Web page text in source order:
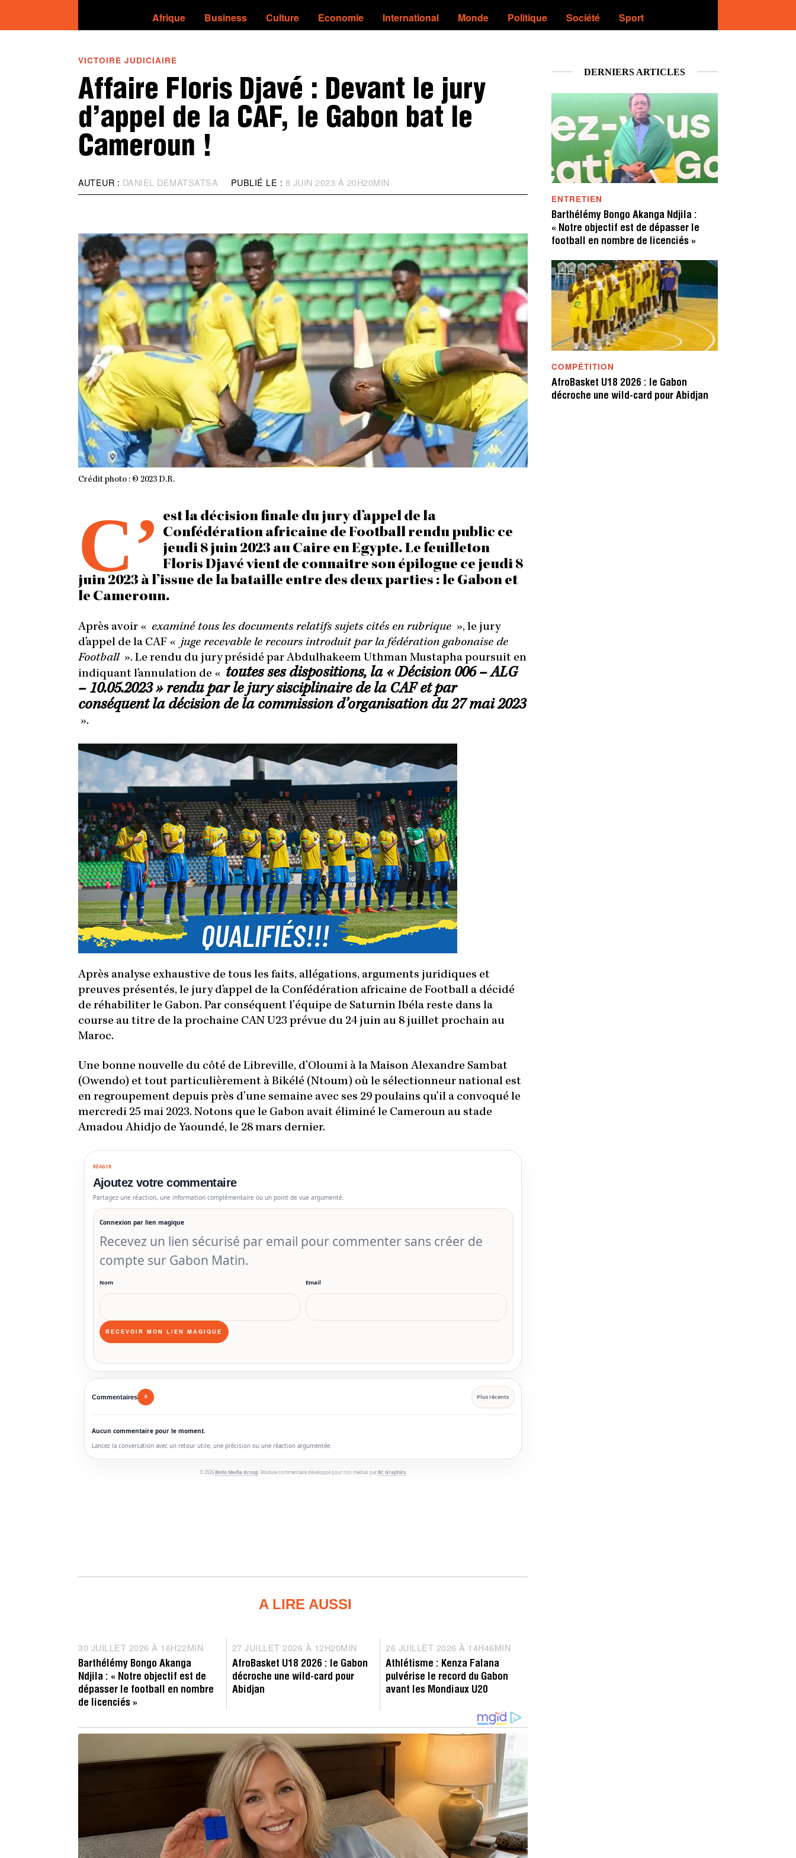
Afrique Business Culture Economie International Monde Politique Société Sport
VICTOIRE JUDICIAIRE
Affaire Floris Djavé : Devant le jury
d’appel de la CAF, le Gabon bat le
Cameroun !
AUTEUR : DANIEL DEMATSATSA PUBLIÉ LE : 8 JUIN 2023 À 20H20MIN
I
O
U
R
:
8
J
U
I
N
2
0
2
3
À
2
1
H
4
0
M
Crédit photo : © 2023 D.R.
C’
est la décision finale du jury d’appel de la
Confédération africaine de Football rendu public ce
jeudi 8 juin 2023 au Caire en Egypte. Le feuilleton
Floris Djavé vient de connaitre son épilogue ce jeudi 8
juin 2023 à l’issue de la bataille entre des deux parties : le Gabon et
le Cameroun.
Après avoir « examiné tous les documents relatifs sujets cités en rubrique », le jury
d’appel de la CAF « juge recevable le recours introduit par la fédération gabonaise de
Football ». Le rendu du jury présidé par Abdulhakeem Uthman Mustapha poursuit en
indiquant l’annulation de « toutes ses dispositions, la « Décision 006 – ALG
– 10.05.2023 » rendu par le jury sisciplinaire de la CAF et par
conséquent la décision de la commission d’organisation du 27 mai 2023
».
Après analyse exhaustive de tous les faits, allégations, arguments juridiques et
preuves présentés, le jury d’appel de la Confédération africaine de Football a décidé
de réhabiliter le Gabon. Par conséquent l’équipe de Saturnin Ibéla reste dans la
course au titre de la prochaine CAN U23 prévue du 24 juin au 8 juillet prochain au
Maroc.
Une bonne nouvelle du côté de Libreville, d’Oloumi à la Maison Alexandre Sambat
(Owendo) et tout particulièrement à Bikélé (Ntoum) où le sélectionneur national est
en regroupement depuis près d’une semaine avec ses 29 poulains qu’il a convoqué le
mercredi 25 mai 2023. Notons que le Gabon avait éliminé le Cameroun au stade
Amadou Ahidjo de Yaoundé, le 28 mars dernier.
RÉAGIR
Ajoutez votre commentaire
Partagez une réaction, une information complémentaire ou un point de vue argumenté.
Connexion par lien magique
Recevez un lien sécurisé par email pour commenter sans créer de
compte sur Gabon Matin.
Nom Email
Commentaires 0 Plus récents
Aucun commentaire pour le moment.
Lancez la conversation avec un retour utile, une précision ou une réaction argumentée.
© 2026 Binto Media Group. Module commentaire développé pour nos médias par BC Graphics.
A LIRE AUSSI
30 JUILLET 2026 À 16H22MIN
J
U
I
E
2
6
À
1
6
H
Barthélémy Bongo Akanga
Ndjila : « Notre objectif est de
dépasser le football en nombre
de licenciés »
27 JUILLET 2026 À 12H20MIN
7
E
T
6
2
AfroBasket U18 2026 : le Gabon
décroche une wild-card pour
Abidjan
26 JUILLET 2026 À 14H46MIN
L
E
0
2
6
À
1
H
4
Athlétisme : Kenza Falana
pulvérise le record du Gabon
avant les Mondiaux U20
DERNIERS ARTICLES
ENTRETIEN
Barthélémy Bongo Akanga Ndjila :
« Notre objectif est de dépasser le
football en nombre de licenciés »
COMPÉTITION
AfroBasket U18 2026 : le Gabon
décroche une wild-card pour Abidjan